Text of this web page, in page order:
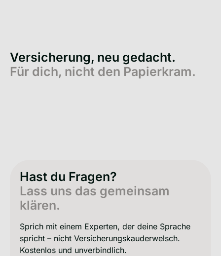
Versicherung, neu gedacht.
Für dich, nicht den Papierkram.
Hast du Fragen?
Lass uns das gemeinsam
klären.
Sprich mit einem Experten, der deine Sprache
spricht – nicht Versicherungskauderwelsch.
Kostenlos und unverbindlich.